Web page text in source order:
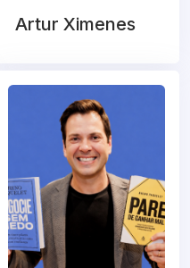
Artur Ximenes